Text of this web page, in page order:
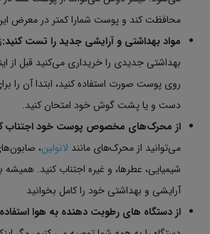
محافظت کند و پوست شمارا کمتر در معرض
مواد بهداشتی و آرایشی جدید را تست کنید:
بهداشتی جدیدی را خریداری می‌کنید قبل از
روی پوست صورت استفاده کنید، ابتدا آن را
دست و یا پشت گوش خود امتحان کنید.
از محرک‌های مخصوص پوست خود اجتناب
می‌توانید از محرک‌های مانند لانولین،
شیمیایی، عطرها، و غیره اجتناب کنید.
آرایشی و بهداشتی خود را کامل بخوانید
از دستگاه های رطوبت دهنده به هوا